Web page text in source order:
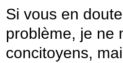
Si vous en
problème, je ne
concitoyens,